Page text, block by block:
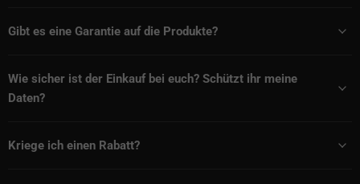
Gibt es eine Garantie auf die Produkte?
Wie sicher ist der Einkauf bei euch? Schützt ihr meine
Daten?
Kriege ich einen Rabatt?